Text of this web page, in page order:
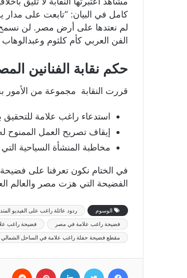
كامل في البيان: “تابعت على مدار
لم نعتدها على أرض مصر. لن
الفن العربي كأم كلثوم وعبدالوهاب
حكم نقابة الفنانين
قررت النقابة مجموعة من
استدعاء راغب علامة للتحقيق
إيقاف تصريح العمل الممنوح
مخاطبة المنشأة السياحية
في الختام نكون تعرفنا على
الفضيحة التي هزت مصر والعالم
الوسوم ردود عائلة راغب على الفيديو
فضيحة راغب علامة في مصر
فضيحة راغب
مقطع فضيحة حفلة راغب علامة في الساحل الشمالي